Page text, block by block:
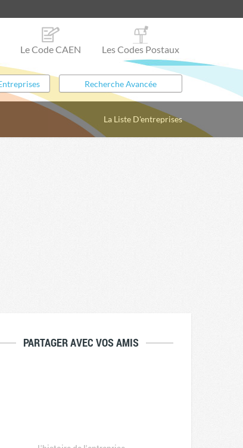
Le Code CAEN Les Codes Postaux
La Liste D'entreprises
PARTAGER AVEC VOS AMIS